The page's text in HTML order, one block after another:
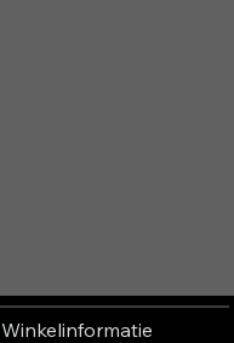
Winkelinformatie